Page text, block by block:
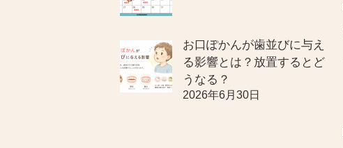
お口ぽかんが歯並びに与え
る影響とは？放置するとど
うなる？
2026年6月30日